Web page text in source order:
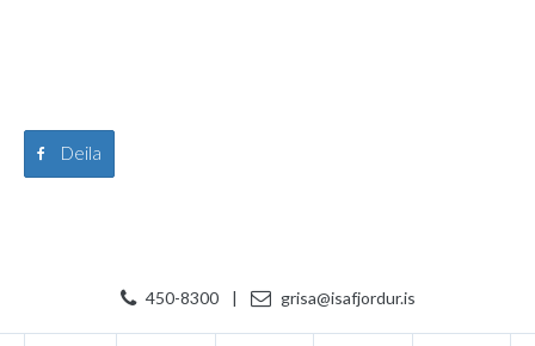
Deila
450-8300 | grisa@isafjordur.is